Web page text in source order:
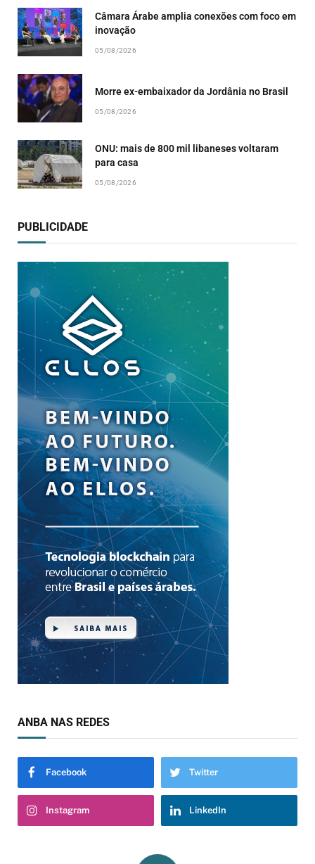
Câmara Árabe amplia conexões com foco em
inovação
05/08/2026
Morre ex-embaixador da Jordânia no Brasil
05/08/2026
ONU: mais de 800 mil libaneses voltaram
para casa
05/08/2026
PUBLICIDADE
ANBA NAS REDES
Facebook Twitter
Instagram LinkedIn